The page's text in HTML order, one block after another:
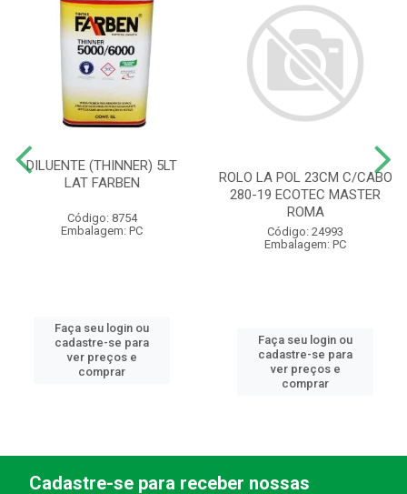
DILUENTE (THINNER) 5LT
LAT FARBEN
Código: 8754
Embalagem: PC
Faça seu login ou
cadastre-se para
ver preços e
comprar
ROLO LA POL 23CM C/CABO
280-19 ECOTEC MASTER
ROMA
Código: 24993
Embalagem: PC
Faça seu login ou
cadastre-se para
ver preços e
comprar
Cadastre-se para receber nossas